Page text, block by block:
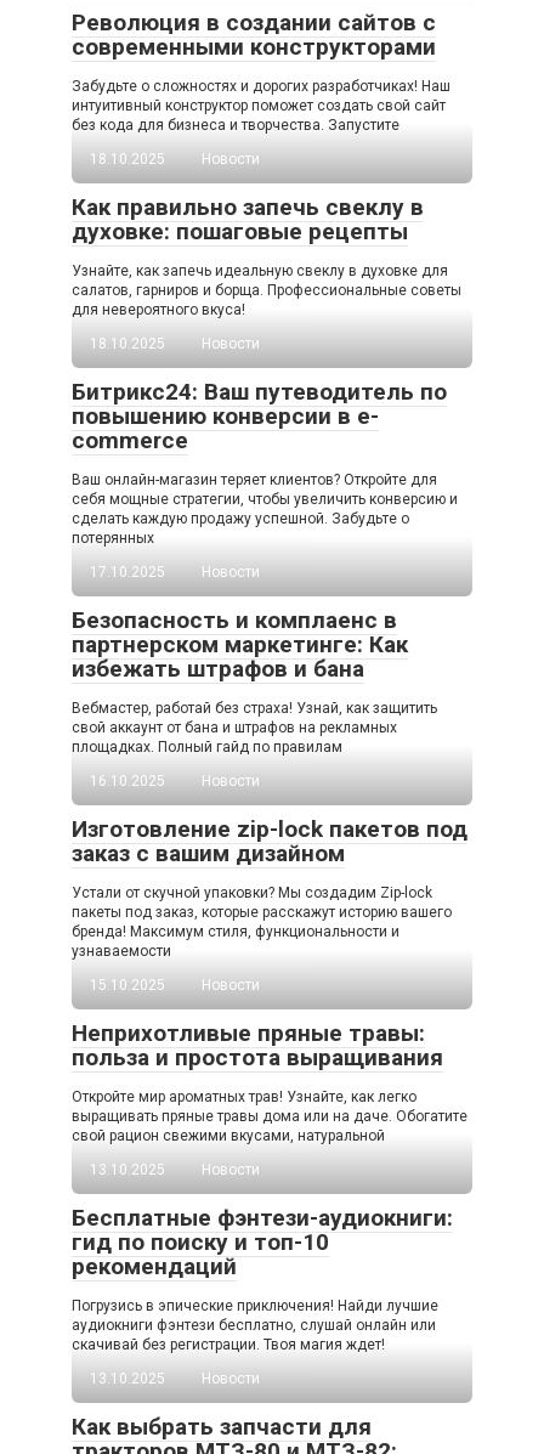
Революция в создании сайтов с
современными конструкторами
Забудьте о сложностях и дорогих разработчиках! Наш
интуитивный конструктор поможет создать свой сайт
без кода для бизнеса и творчества. Запустите
18.10.2025
Новости
Как правильно запечь свеклу в
духовке: пошаговые рецепты
Узнайте, как запечь идеальную свеклу в духовке для
салатов, гарниров и борща. Профессиональные советы
для невероятного вкуса!
18.10.2025
Новости
Битрикс24: Ваш путеводитель по
повышению конверсии в e-
commerce
Ваш онлайн-магазин теряет клиентов? Откройте для
себя мощные стратегии, чтобы увеличить конверсию и
сделать каждую продажу успешной. Забудьте о
потерянных
17.10.2025
Новости
Безопасность и комплаенс в
партнерском маркетинге: Как
избежать штрафов и бана
Вебмастер, работай без страха! Узнай, как защитить
свой аккаунт от бана и штрафов на рекламных
площадках. Полный гайд по правилам
16.10.2025
Новости
Изготовление zip-lock пакетов под
заказ с вашим дизайном
Устали от скучной упаковки? Мы создадим Zip-lock
пакеты под заказ, которые расскажут историю вашего
бренда! Максимум стиля, функциональности и
узнаваемости
15.10.2025
Новости
Неприхотливые пряные травы:
польза и простота выращивания
Откройте мир ароматных трав! Узнайте, как легко
выращивать пряные травы дома или на даче. Обогатите
свой рацион свежими вкусами, натуральной
13.10.2025
Новости
Бесплатные фэнтези-аудиокниги:
гид по поиску и топ-10
рекомендаций
Погрузись в эпические приключения! Найди лучшие
аудиокниги фэнтези бесплатно, слушай онлайн или
скачивай без регистрации. Твоя магия ждет!
13.10.2025
Новости
Как выбрать запчасти для